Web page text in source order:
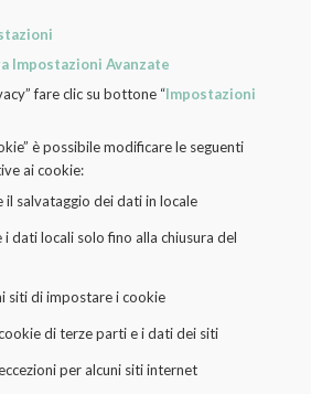
Impostazioni Avanzate
fare clic su bottone “Impostazioni
è possibile modificare le seguenti
ai cookie:
il salvataggio dei dati in locale
dati locali solo fino alla chiusura del
siti di impostare i cookie
di terze parti e i dati dei siti
per alcuni siti internet